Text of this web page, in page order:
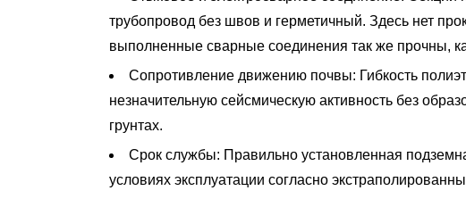
выбирать
трубы
полиэтилена
когда
выбирать
трубы
трубопровод без швов и герметичный. Здесь нет
выполненные сварные соединения так же прочны,
Сопротивление движению почвы: Гибкость
незначительную сейсмическую активность без
грунтах.
Срок службы: Правильно установленная
условиях эксплуатации согласно